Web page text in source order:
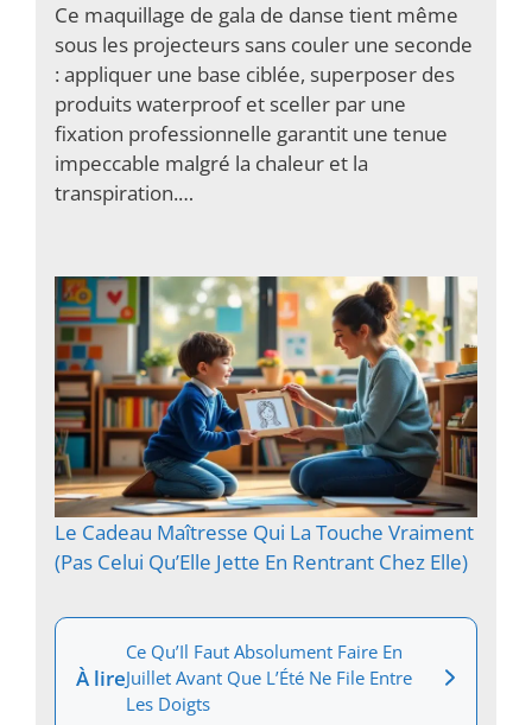
Ce maquillage de gala de danse tient même
sous les projecteurs sans couler une seconde
: appliquer une base ciblée, superposer des
produits waterproof et sceller par une
fixation professionnelle garantit une tenue
impeccable malgré la chaleur et la
transpiration.…
Le Cadeau Maîtresse Qui La Touche Vraiment
(Pas Celui Qu’Elle Jette En Rentrant Chez Elle)
À lire
Ce Qu’Il Faut Absolument Faire En
Juillet Avant Que L’Été Ne File Entre
Les Doigts